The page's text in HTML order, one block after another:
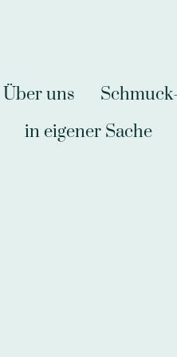
Über uns
in eigener Sache